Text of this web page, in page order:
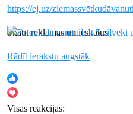
https://ej.uz/
Skatīt reklāmas un ieskatus
Rādīt ierakstu augstāk
Visas reakcijas: